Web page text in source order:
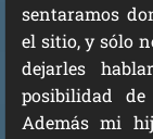
sentaramos
el sitio, y sólo
dejarles
posibilidad
Además mi